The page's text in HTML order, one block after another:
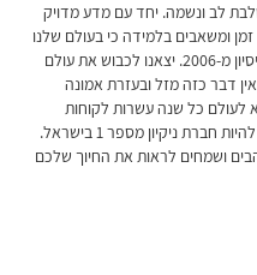
לב ונשמה. יחד עם מדע מדויק
ומשאבים בלמידה כי בעולם שלנו
זו הדרך היחידה להצליח. עם כמה שנות ניסיון מ-2006. יצאנו לכבוש את עולם
דבר כזה מזל ובעזרת אמונה
לעולם כל שנה עשרות לקוחות
מרוצים. שמנו לעצמנו מטרה אחת ויחידה: להיות חברת ניקיון מספר 1 בישראל.
ושמחים לראות את החיוך שלכם